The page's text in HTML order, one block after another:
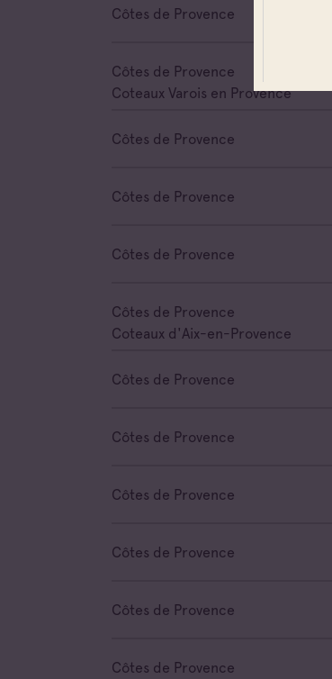
Côtes de Provence
Côtes de Provence
Coteaux Varois en Provence
Côtes de Provence
Côtes de Provence
Côtes de Provence
Côtes de Provence
Coteaux d'Aix-en-Provence
Côtes de Provence
Côtes de Provence
Côtes de Provence
Côtes de Provence
Côtes de Provence
Côtes de Provence